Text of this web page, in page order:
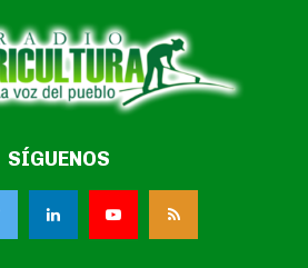
SÍGUENOS